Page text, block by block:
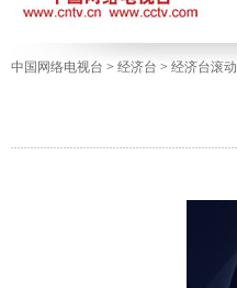
中国网络电视台 > 经济台 > 经济台滚